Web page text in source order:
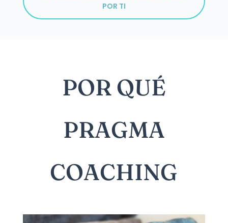
POR TI
POR QUÉ
PRAGMA
COACHING